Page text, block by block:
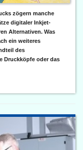
zögern manche
digitaler Inkjet-
Alternativen. Was
ein weiteres
des
Druckköpfe oder das